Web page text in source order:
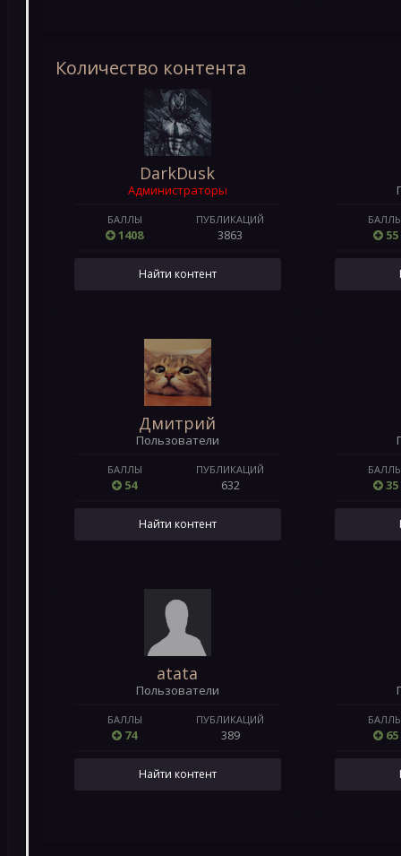
Количество контента
DarkDusk
Администраторы
БАЛЛЫ
1408
ПУБЛИКАЦИЙ
3863
Найти контент
55
Дмитрий
Пользователи
БАЛЛЫ
54
ПУБЛИКАЦИЙ
632
Найти контент
35
atata
Пользователи
БАЛЛЫ
74
ПУБЛИКАЦИЙ
389
Найти контент
65